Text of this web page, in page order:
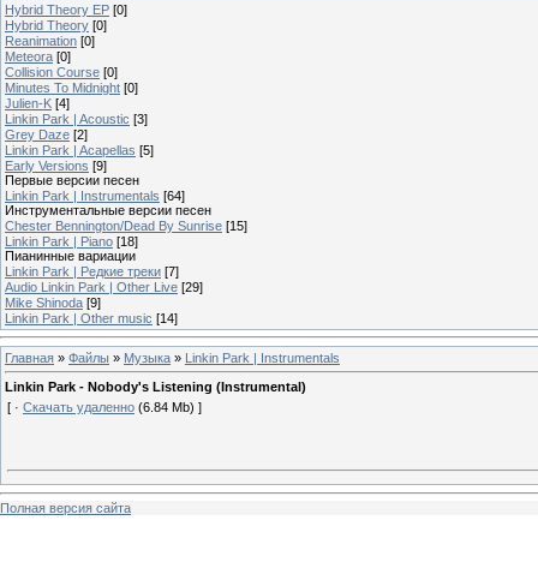
Hybrid Theory EP [0]
Hybrid Theory [0]
Reanimation [0]
Meteora [0]
Collision Course [0]
Minutes To Midnight [0]
Julien-K [4]
Linkin Park | Acoustic [3]
Grey Daze [2]
Linkin Park | Acapellas [5]
Early Versions [9]
Первые версии песен
Linkin Park | Instrumentals [64]
Инструментальные версии песен
Chester Bennington/Dead By Sunrise [15]
Linkin Park | Piano [18]
Пианинные вариации
Linkin Park | Редкие треки [7]
Audio Linkin Park | Other Live [29]
Mike Shinoda [9]
Linkin Park | Other music [14]
Главная » Файлы » Музыка » Linkin Park | Instrumentals
Linkin Park - Nobody's Listening (Instrumental)
[ · Скачать удаленно (6.84 Mb) ]
Полная версия сайта